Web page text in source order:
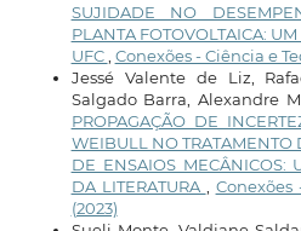
SUJIDADE NO
PLANTA FOTOVOLTAICA:
UFC Conexões - Ciência e
Jessé Valente de Liz,
Salgado Barra, Alexandre
PROPAGAÇÃO DE
WEIBULL NO TRATAMENTO
DE ENSAIOS MECÂNICOS:
DA LITERATURA
Conexões
(2023)